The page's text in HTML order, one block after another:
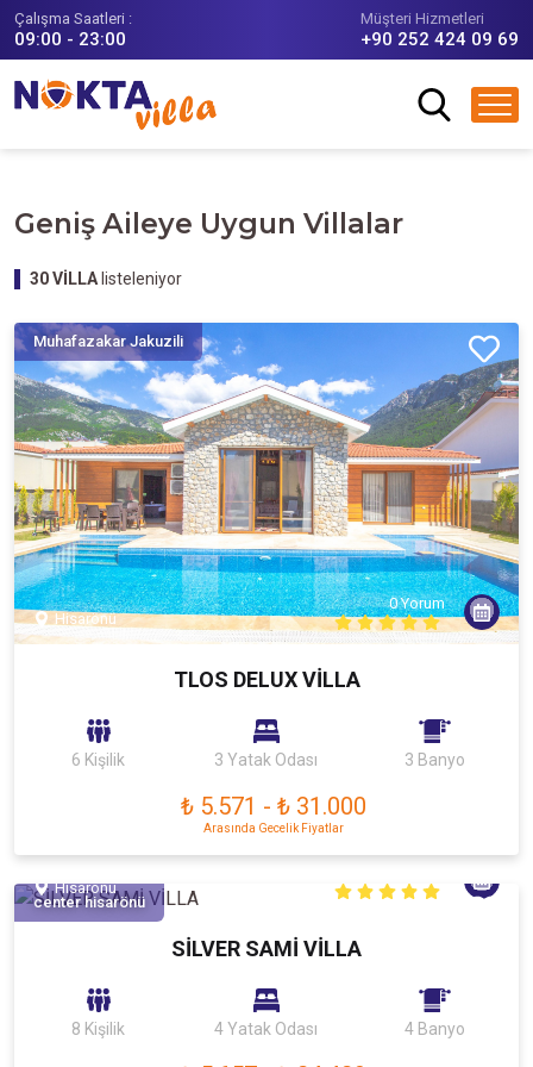
Çalışma Saatleri :
09:00 - 23:00
Müşteri Hizmetleri
+90 252 424 09 69
Geniş Aileye Uygun Villalar
30VİLLA listeleniyor
Muhafazakar Jakuzili
Hisarönü
0 Yorum
TLOS DELUX VİLLA
6 Kişilik 3 Yatak Odası 3 Banyo
₺ 5.571 - ₺ 31.000
Arasında Gecelik Fiyatlar
center hisarönü
Hisarönü
SİLVER SAMİ VİLLA
8 Kişilik 4 Yatak Odası 4 Banyo